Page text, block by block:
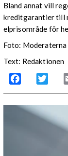
Bland annat vill
kreditgarantier till
elprisområde för
Foto:
Text: Redaktionen
Facebook